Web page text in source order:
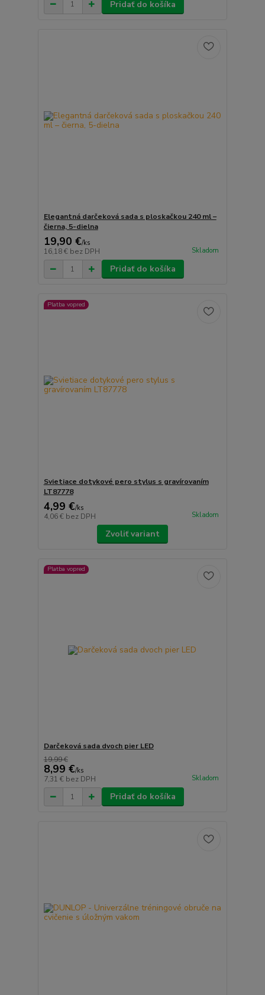
Pridať do košíka
Elegantná darčeková sada s ploskačkou 240 ml –
čierna, 5-dielna
19,90 €/ks
16,18 € bez DPH Skladom
Pridať do košíka
Platba vopred
Svietiace dotykové pero stylus s gravírovaním
LT87778
4,99 €/ks
4,06 € bez DPH Skladom
Zvoliť variant
Platba vopred
Darčeková sada dvoch pier LED
19,99 €
8,99 €/ks
7,31 € bez DPH Skladom
Pridať do košíka